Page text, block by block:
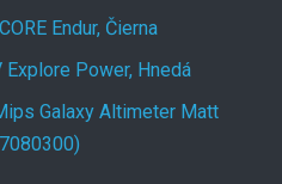
Endur, Čierna
Explore Power, Hnedá
Galaxy Altimeter Matt